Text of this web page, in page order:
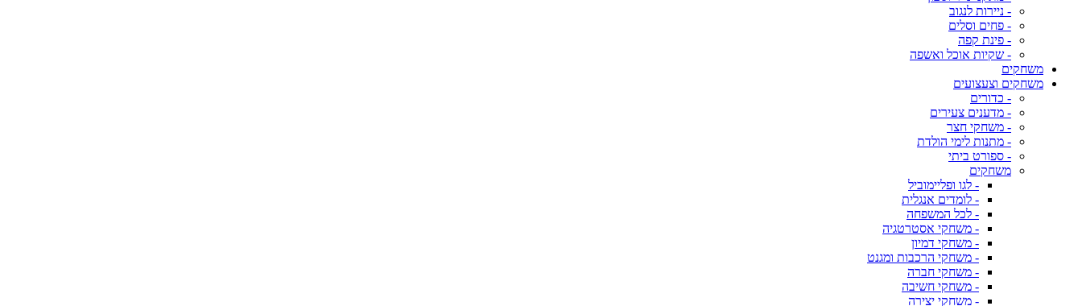
- ניירות לנגוב
- פחים וסלים
- פינת קפה
- שקיות אוכל ואשפה
משחקים
משחקים וצעצועים
- כדורים
- מדענים צעירים
- משחקי חצר
- מתנות לימי הולדת
- ספורט ביתי
משחקים
- לגו ופליימוביל
- לומדים אנגלית
- לכל המשפחה
- משחקי אסטרטגיה
- משחקי דמיון
- משחקי הרכבות ומגנט
- משחקי חברה
- משחקי חשיבה
- משחקי יצירה